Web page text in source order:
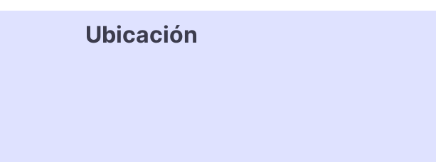
Ubicación